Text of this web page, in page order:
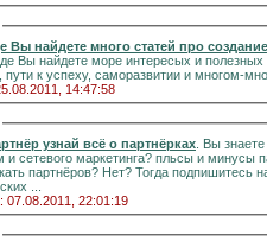
Вы найдете много статей про
Вы найдете море интересых и полезных
пути к успеху, саморазвитии и многом-
14:47:58
узнай всё о партнёрках . Вы
и сетевого маркетинга? пльсы и минусы
партнёров? Нет? Тогда подпишитесь
...
07.08.2011, 22:01:19